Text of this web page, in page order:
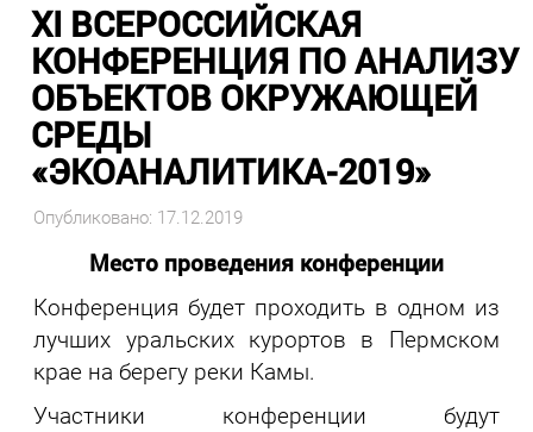
XI ВСЕРОССИЙСКАЯ
КОНФЕРЕНЦИЯ ПО АНАЛИЗУ
ОБЪЕКТОВ ОКРУЖАЮЩЕЙ
СРЕДЫ
«ЭКОАНАЛИТИКА-2019»
Опубликовано: 17.12.2019
Место проведения конференции
Конференция будет проходить в одном из
лучших уральских курортов в Пермском
крае на берегу реки Камы.
Участники конференции будут